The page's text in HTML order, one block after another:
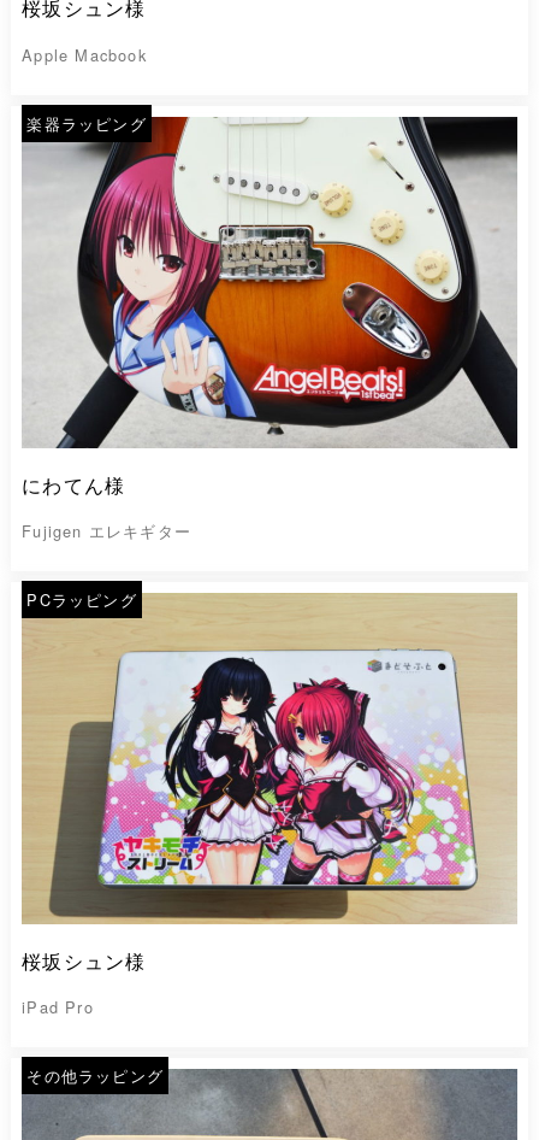
桜坂シュン様
Apple Macbook
楽器ラッピング
にわてん様
Fujigen エレキギター
PCラッピング
桜坂シュン様
iPad Pro
その他ラッピング